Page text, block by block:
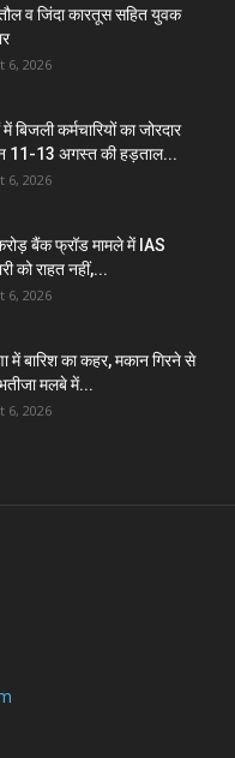
व जिंदा कारतूस सहित युवक
6, 2026
बिजली कर्मचारियों का जोरदार
11-13 अगस्त की हड़ताल...
6, 2026
बैंक फ्रॉड मामले में IAS
को राहत नहीं,...
6, 2026
में बारिश का कहर, मकान गिरने से
मलबे में...
6, 2026